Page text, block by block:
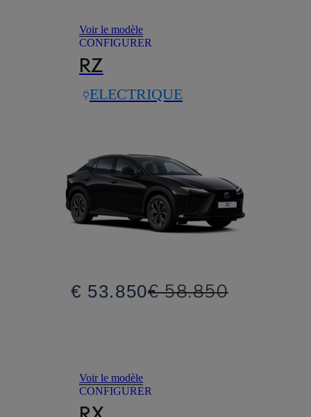
Voir le modèle
CONFIGURER
RZ
ELECTRIQUE
€ 53.850€ 58.850
Voir le modèle
CONFIGURER